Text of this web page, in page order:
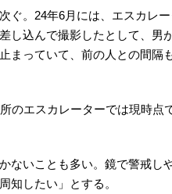
。24年6月には、エスカレ
し込んで撮影したとして、男
まっていて、前の人との間隔
のエスカレーターでは現時点
いことも多い。鏡で警戒し
知したい」とする。